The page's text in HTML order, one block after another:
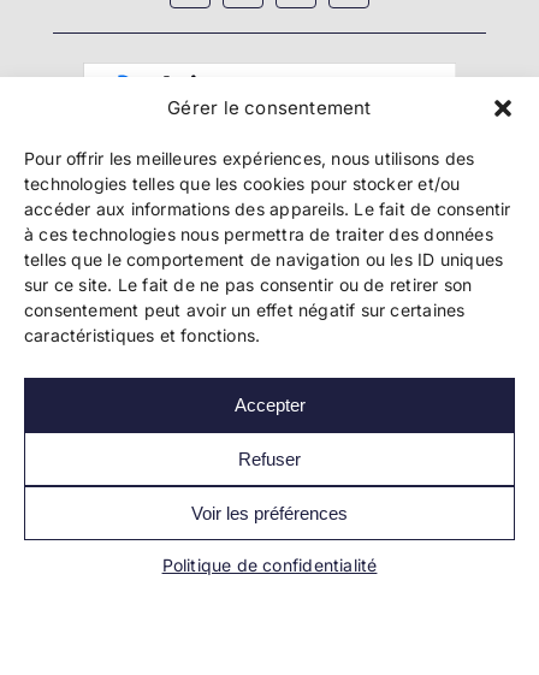
Gérer le consentement
Pour offrir les meilleures expériences, nous utilisons des
technologies telles que les cookies pour stocker et/ou
accéder aux informations des appareils. Le fait de consentir
à ces technologies nous permettra de traiter des données
telles que le comportement de navigation ou les ID uniques
sur ce site. Le fait de ne pas consentir ou de retirer son
consentement peut avoir un effet négatif sur certaines
caractéristiques et fonctions.
Accepter
Refuser
Voir les préférences
Politique de confidentialité
Copyright 2024 Bookelis –CGU–CGS–CGPPA–
Mentions légales–Politique de confidentialité–
Paiement et sécurité
Les liens essentiels